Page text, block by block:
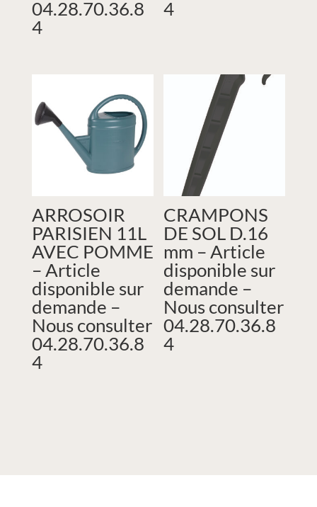
04.28.70.36.8
4
4
ARROSOIR
PARISIEN 11L
AVEC POMME
– Article
disponible sur
demande –
Nous consulter
04.28.70.36.8
4
CRAMPONS
DE SOL D.16
mm – Article
disponible sur
demande –
Nous consulter
04.28.70.36.8
4